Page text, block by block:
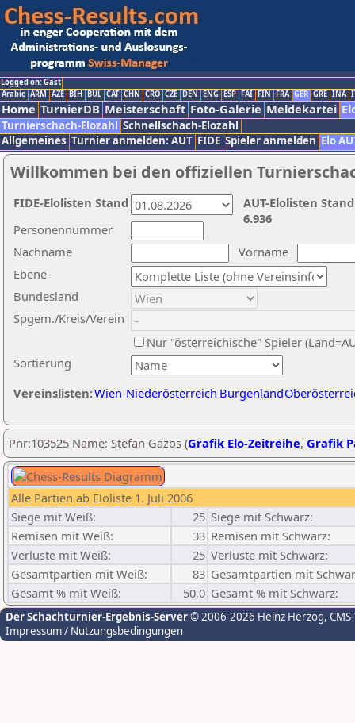
Logged on: Gast
Arabic ARM AZE BIH BUL CAT CHN CRO CZE DEN ENG ESP FAI FIN FRA GER GRE INA
Home TurnierDB Meisterschaft Foto-Galerie Meldekartei
Turnierschach-Elozahl Schnellschach-Elozahl
Allgemeines Turnier anmelden: AUT FIDE Spieler anmelden Elo
Willkommen bei den offiziellen
Nachname
Vorname
Ebene
Sortierung
Personennummer
Bundesland
Spgem./Kreis/Verein
Nur "österreichische" Spieler
Vereinslisten:Wien Niederösterreich Burgenland
AUT-Elolisten
6.936
FIDE-Elolisten Stand
Pnr:103525 Name: Stefan Gazos (Grafik Elo-Zeitreihe, Grafik
Alle Partien ab Eloliste 1. Juli 2006
Siege mit Weiß:
25 Siege mit Schwarz:
Remisen mit Weiß:
33 Remisen mit Schwarz:
Verluste mit Weiß:
25 Verluste mit Schwarz:
Gesamtpartien mit Weiß:
83 Gesamtpartien mit
Gesamt % mit Weiß:
50,0 Gesamt % mit Schwarz:
Der Schachturnier-Ergebnis-Server© 2006-2026 Heinz Herzog,
Impressum / Nutzungsbedingungen